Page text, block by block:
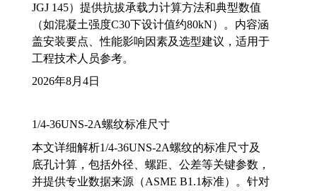
JGJ 145）提供抗拔承载力计算方法和典型数值
（如混凝土强度C30下设计值约80kN）。内容涵
盖安装要点、性能影响因素及选型建议，适用于
工程技术人员参考。
2026年8月4日
1/4-36UNS-2A螺纹标准尺寸
本文详细解析1/4-36UNS-2A螺纹的标准尺寸及
底孔计算，包括外径、螺距、公差等关键参数，
并提供专业数据来源（ASME B1.1标准）。针对